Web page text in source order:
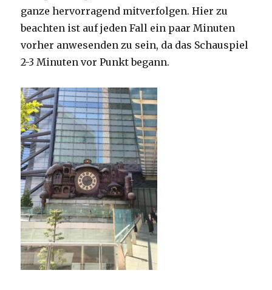
ganze hervorragend mitverfolgen. Hier zu
beachten ist auf jeden Fall ein paar Minuten
vorher anwesenden zu sein, da das Schauspiel
2-3 Minuten vor Punkt begann.